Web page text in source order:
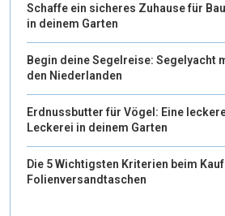
Schaffe ein sicheres Zuhause für
in deinem Garten
Begin deine Segelreise: Segelyacht
den Niederlanden
Erdnussbutter für Vögel: Eine
Leckerei in deinem Garten
Die 5 Wichtigsten Kriterien beim
Folienversandtaschen